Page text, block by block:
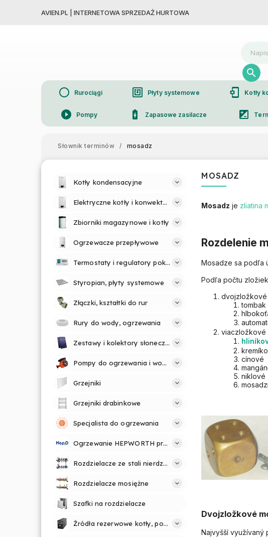
AVIEN.PL | INTERNETOWA SPRZEDAŻ HURTOWA
circle Rurociągi nfc Płyty systemowe phonelink_setup Kotły
play_circle_filled Pompy battery_charging_full Zapasowe zasilacze iso
Słownik terminów
/ mosadz
Kotły kondensacyjne
Elektryczne kotły i konwektory
Zbiorniki magazynowe i kotły
Ogrzewacze przepływowe
Termostaty i regulatory pokojowe
Styropian, płyty systemowe
Złączki, kształtki do rur
Rury do wody, ogrzewania
Zestawy i kolektory słoneczne
Pompy do ogrzewania i wody
Grzejniki
Grzejniki drabinkowe
Specjalista do ogrzewania
Ogrzewanie HEPWORTH profesjonalnie i prosto
Rozdzielacze ze stali nierdzewnej
Rozdzielacze mosiężne
Szafki na rozdzielacze
Źródła rezerwowe kotły, pompy
MOSADZ
Mosadz je zliatina
Rozdelenie
Mosadze sa podľa
Podľa počtu
dvojzložkové
tombak
viaczložkové
cínové
niklové
Dvojzložkové
Najvyšší využívaný